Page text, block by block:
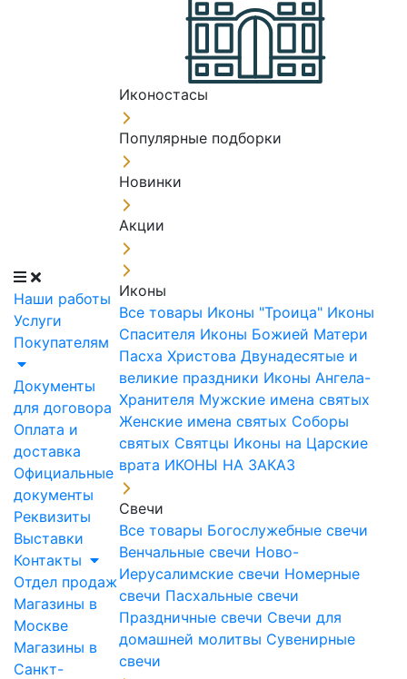
Наши работы
Услуги
Покупателям
Документы
для договора
Оплата и
доставка
Официальные
документы
Реквизиты
Выставки
Контакты
Отдел продаж
Магазины в
Москве
Магазины в
Санкт-
Иконостасы
Популярные подборки
Новинки
Акции
Иконы
Все товары Иконы "Троица" Иконы
Спасителя Иконы Божией Матери
Пасха Христова Двунадесятые и
великие праздники Иконы Ангела-
Хранителя Мужские имена святых
Женские имена святых Соборы
святых Святцы Иконы на Царские
врата ИКОНЫ НА ЗАКАЗ
Свечи
Все товары Богослужебные свечи
Венчальные свечи Ново-
Иерусалимские свечи Номерные
свечи Пасхальные свечи
Праздничные свечи Свечи для
домашней молитвы Сувенирные
свечи